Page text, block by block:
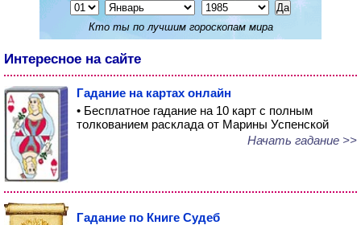
Кто ты по лучшим гороскопам мира
Интересное на сайте
Гадание на картах онлайн
• Бесплатное гадание на 10 карт с полным
толкованием расклада от Марины Успенской
Начать гадание >>
Гадание по Книге Судеб